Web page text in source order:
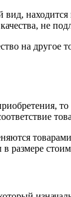
не
на
размере